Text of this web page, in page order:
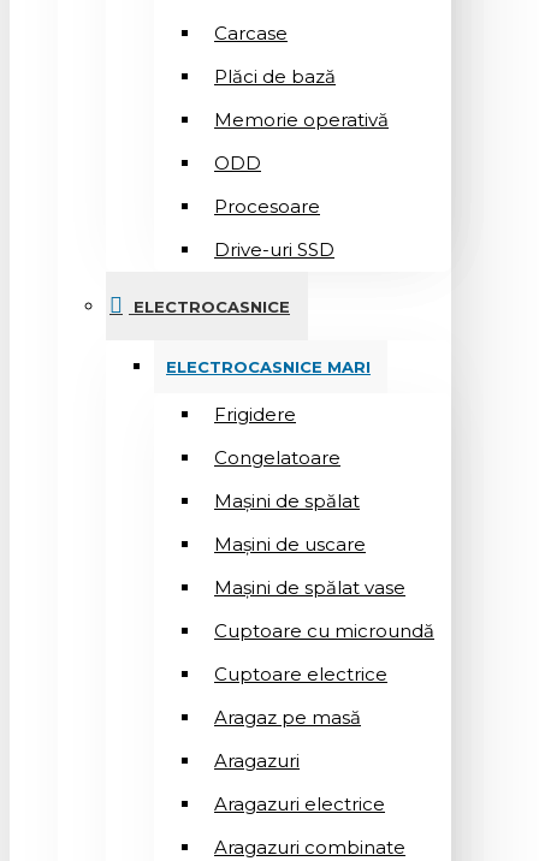
Carcase
Plăci de bază
Memorie operativă
ODD
Procesoare
Drive-uri SSD
ELECTROCASNICE
ELECTROCASNICE MARI
Frigidere
Congelatoare
Mașini de spălat
Mașini de uscare
Mașini de spălat vase
Cuptoare cu microundă
Cuptoare electrice
Aragaz pe masă
Aragazuri
Aragazuri electrice
Aragazuri combinate